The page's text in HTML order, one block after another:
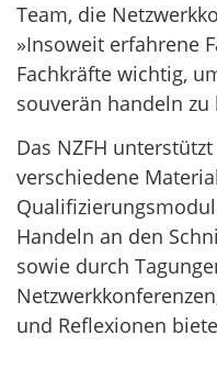
Team, die
»Insoweit erfahrene
Fachkräfte wichtig,
souverän handeln zu
Das NZFH
verschiedene
Handeln an den
sowie durch
und Reflexionen